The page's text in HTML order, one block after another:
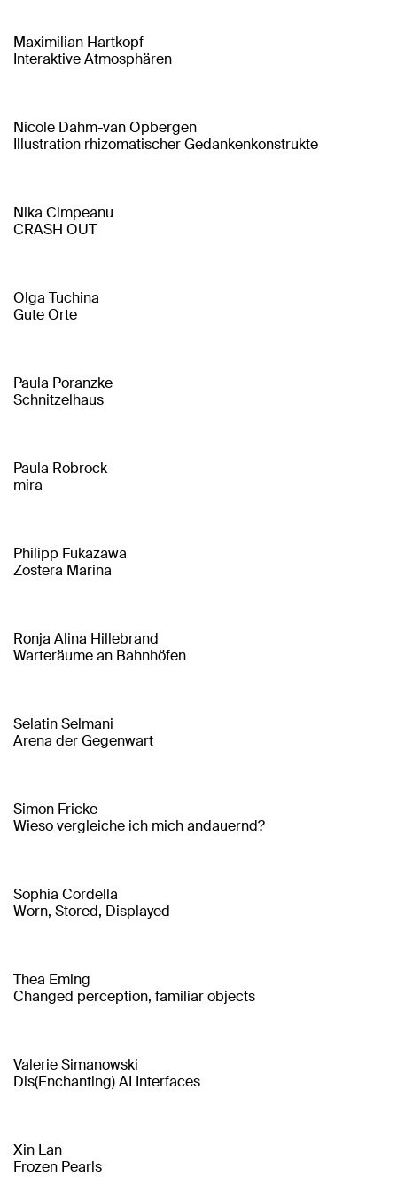
Maximilian Hartkopf
Interaktive Atmosphären
Nicole Dahm-van Opbergen
Illustration rhizomatischer Gedankenkonstrukte
Nika Cimpeanu
CRASH OUT
Olga Tuchina
Gute Orte
Paula Poranzke
Schnitzelhaus
Paula Robrock
mira
Philipp Fukazawa
Zostera Marina
Ronja Alina Hillebrand
Warteräume an Bahnhöfen
Selatin Selmani
Arena der Gegenwart
Simon Fricke
Wieso vergleiche ich mich andauernd?
Sophia Cordella
Worn, Stored, Displayed
Thea Eming
Changed perception, familiar objects
Valerie Simanowski
Dis(Enchanting) AI Interfaces
Xin Lan
Frozen Pearls